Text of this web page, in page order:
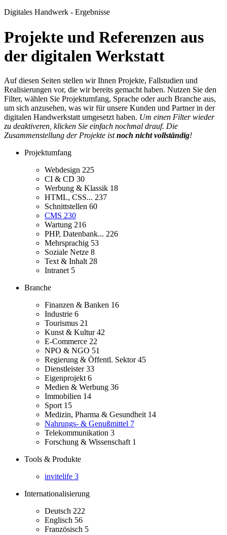
Digitales Handwerk - Ergebnisse
Projekte und Referenzen aus
der digitalen Werkstatt
Auf diesen Seiten stellen wir Ihnen Projekte, Fallstudien und
Realisierungen vor, die wir bereits gemacht haben. Nutzen Sie den
Filter, wählen Sie Projektumfang, Sprache oder auch Branche aus,
um sich anzusehen, was wir für unsere Kunden und Partner in der
digitalen Handwerkstatt umgesetzt haben. Um einen Filter wieder
zu deaktiveren, klicken Sie einfach nochmal drauf. Die
Zusammenstellung der Projekte istnoch nicht vollständig!
Projektumfang
Webdesign 225
CI & CD 30
Werbung & Klassik 18
HTML, CSS... 237
Schnittstellen 60
CMS 230
Wartung 216
PHP, Datenbank... 226
Mehrsprachig 53
Soziale Netze 8
Text & Inhalt 28
Intranet 5
Branche
Finanzen & Banken 16
Industrie 6
Tourismus 21
Kunst & Kultur42
E-Commerce 22
NPO & NGO 51
Regierung & Öffentl. Sektor45
Dienstleister33
Eigenprojekt 6
Medien & Werbung 36
Immobilien 14
Sport 15
Medizin, Pharma & Gesundheit 14
Nahrungs- & Genußmittel 7
Telekommunikation 3
Forschung & Wissenschaft 1
Tools & Produkte
invitelife 3
Internationalisierung
Deutsch 222
Englisch 56
Französisch 5